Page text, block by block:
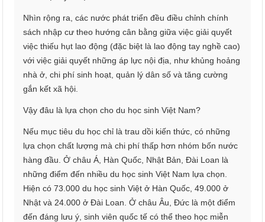
Nhìn rộng ra, các nước phát triển đều điều chỉnh chính
sách nhập cư theo hướng cân bằng giữa việc giải quyết
việc thiếu hụt lao động (đặc biệt là lao động tay nghề cao)
với việc giải quyết những áp lực nội địa, như khủng hoảng
nhà ở, chi phí sinh hoạt, quản lý dân số và tăng cường
gắn kết xã hội.
Vậy đâu là lựa chọn cho du học sinh Việt Nam?
Nếu mục tiêu du học chỉ là trau dồi kiến thức, có những
lựa chọn chất lượng mà chi phí thấp hơn nhóm bốn nước
hàng đầu. Ở châu Á, Hàn Quốc, Nhật Bản, Đài Loan là
những điểm đến nhiều du học sinh Việt Nam lựa chọn.
Hiện có 73.000 du học sinh Việt ở Hàn Quốc, 49.000 ở
Nhật và 24.000 ở Đài Loan. Ở châu Âu, Đức là một điểm
đến đáng lưu ý, sinh viên quốc tế có thể theo học miễn